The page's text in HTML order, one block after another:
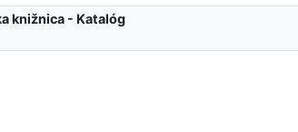
knižnica - Katalóg